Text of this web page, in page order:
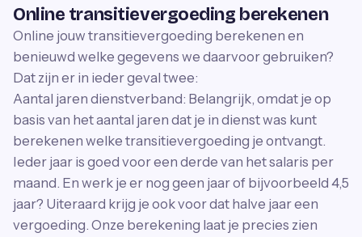
Online transitievergoeding berekenen
Online jouw transitievergoeding berekenen en
benieuwd welke gegevens we daarvoor gebruiken?
Dat zijn er in ieder geval twee:
Aantal jaren dienstverband: Belangrijk, omdat je op
basis van het aantal jaren dat je in dienst was kunt
berekenen welke transitievergoeding je ontvangt.
Ieder jaar is goed voor een derde van het salaris per
maand. En werk je er nog geen jaar of bijvoorbeeld 4,5
jaar? Uiteraard krijg je ook voor dat halve jaar een
vergoeding. Onze berekening laat je precies zien